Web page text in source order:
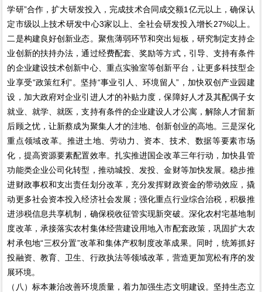
学研”合作，扩大研发投入，完成技术合同成交额1亿元以上，确保认
定市级以上技术研发中心3家以上、全社会研发投入增长27%以上。
二是构建良好创新业态。聚焦薄弱环节和突出短板，研究制定支持企
业创新的扶持办法，通过经费配套、奖励等方式，引导、支持有条件
的企业建设技术创新中心、重点实验室等创新平台，让更多科技型企
业享受“政策红利”。坚持“事业引人、环境留人”，加快双创产业园建
设，加大政府对企业引进人才的补贴力度，保障好人才及其配偶子女
就业、就学、就医，支持有条件的企业建设人才公寓，解除人才留新
后顾之忧，让新蔡成为聚集人才的洼地、创新创业的高地。三是深化
重点领域改革。推进土地、劳动力、资本、技术、数据等要素市场
化，提高资源要素配置效率。扎实推进国企改革三年行动，加快县管
功能类企业公司化转型，推动城投、发投、金财等加快发展。稳步推
进财政事权和支出责任划分改革，充分发挥财政资金的带动效应，撬
动更多社会资本投入经济社会发展；强化重点行业综合治税，积极推
进涉税信息共享机制，确保税收征管实现新突破。深化农村宅基地制
度改革，承接落实农村集体经营建设用地入市配套政策，巩固扩大农
村承包地“三权分置”改革和集体产权制度改革成果。同时，统筹抓好
投融资、教育、卫生、行政执法等领域改革，营造更加宽松有序的发
展环境。
（八）标本兼治改善环境质量，着力加强生态文明建设。坚持生态立